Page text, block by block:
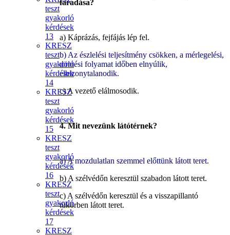
fáradása?
a) Káprázás, fejfájás lép fel.
b) Az észlelési teljesítmény csökken, a mérlegelési,
döntési folyamat időben elnyúlik,
elbizonytalanodik.
c) A vezető elálmosodik.
4. Mit nevezünk látótérnek?
a) A mozdulatlan szemmel előttünk látott teret.
b) A szélvédőn keresztül szabadon látott teret.
c) A szélvédőn keresztül és a visszapillantó
tükörben látott teret.
teszt
gyakorló
kérdések
13
KRESZ
teszt
gyakorló
kérdések
14
KRESZ
teszt
gyakorló
kérdések
15
KRESZ
teszt
gyakorló
kérdések
16
KRESZ
teszt
gyakorló
kérdések
17
KRESZ